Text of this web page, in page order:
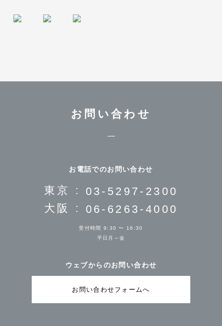
お問い合わせ
お電話でのお問い合わせ
東京 : 03-5297-2300
大阪 : 06-6263-4000
受付時間 9:30 〜 16:30
平日月～金
ウェブからのお問い合わせ
お問い合わせフォームへ